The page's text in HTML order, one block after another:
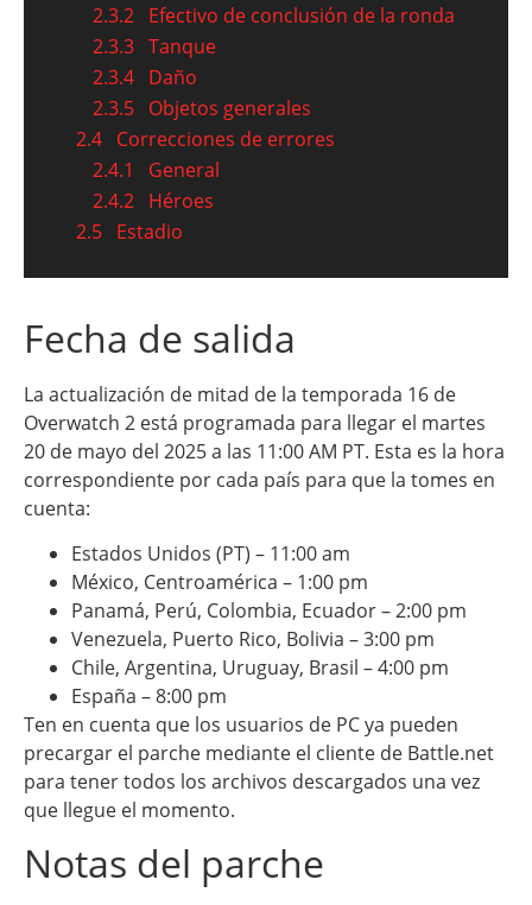
2.3.2 Efectivo de conclusión de la ronda
2.3.3 Tanque
2.3.4 Daño
2.3.5 Objetos generales
2.4 Correcciones de errores
2.4.1
General
2.4.2 Héroes
2.5 Estadio
Fecha de salida
La actualización de mitad de la temporada 16 de
Overwatch 2 está programada para llegar el martes
20 de mayo del 2025 a las 11:00 AM PT. Esta es la hora
correspondiente por cada país para que la tomes en
cuenta:
Estados Unidos (PT) – 11:00 am
México, Centroamérica – 1:00 pm
Panamá, Perú, Colombia, Ecuador – 2:00 pm
Venezuela, Puerto Rico, Bolivia – 3:00 pm
Chile, Argentina, Uruguay, Brasil – 4:00 pm
España – 8:00 pm
Ten en cuenta que los usuarios de PC ya pueden
precargar el parche mediante el cliente de Battle.net
para tener todos los archivos descargados una vez
que llegue el momento.
Notas del parche